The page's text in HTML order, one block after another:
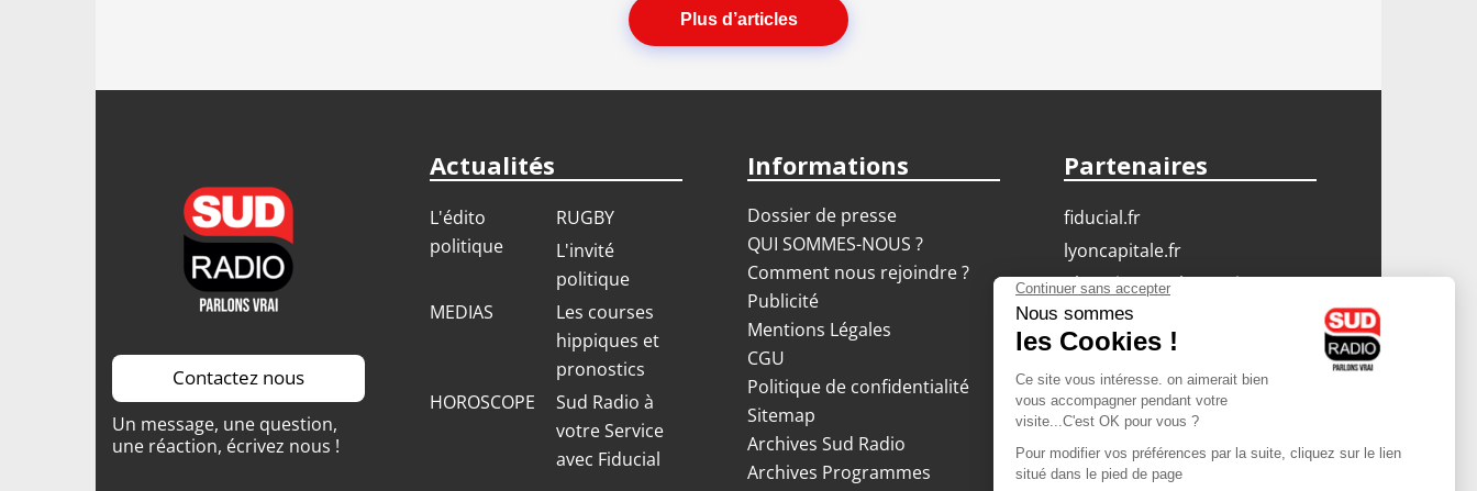
Plus d’articles
Contactez nous
Un message, une question,
une réaction, écrivez nous !
Actualités
L'édito
politique
RUGBY
L'invité
politique
MEDIAS
Les courses
hippiques et
pronostics
HOROSCOPE
Sud Radio à
votre Service
avec Fiducial
Informations
Dossier de presse
QUI SOMMES-NOUS ?
Comment nous rejoindre ?
Publicité
Mentions Légales
CGU
Politique de confidentialité
Sitemap
Archives Sud Radio
Archives Programmes
Partenaires
fiducial.fr
lyoncapitale.fr
olympique-et-lyonnais.com
L'application Iphone
/ Android
Téléchargez l'application